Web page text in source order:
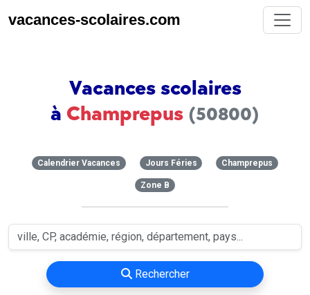
vacances-scolaires.com
Vacances scolaires
à Champrepus (50800)
Calendrier Vacances Jours Féries Champrepus
Zone B
Rechercher